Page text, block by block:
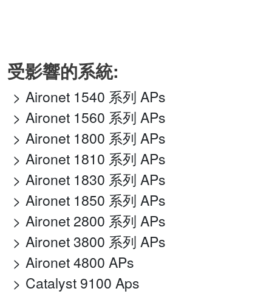
受影響的系統:
Aironet 1540 系列 APs
Aironet 1560 系列 APs
Aironet 1800 系列 APs
Aironet 1810 系列 APs
Aironet 1830 系列 APs
Aironet 1850 系列 APs
Aironet 2800 系列 APs
Aironet 3800 系列 APs
Aironet 4800 APs
Catalyst 9100 Aps